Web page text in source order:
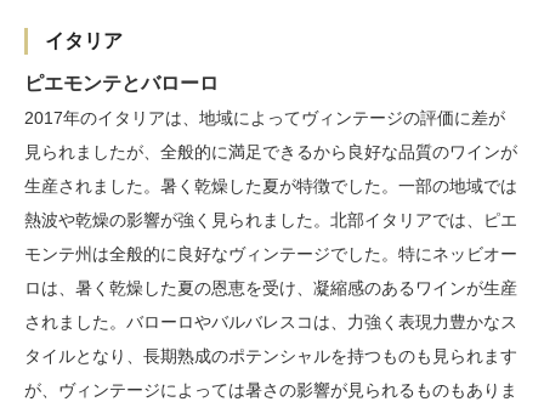
イタリア
ピエモンテとバローロ
2017年のイタリアは、地域によってヴィンテージの評価に差が
見られましたが、全般的に満足できるから良好な品質のワインが
生産されました。暑く乾燥した夏が特徴でした。一部の地域では
熱波や乾燥の影響が強く見られました。北部イタリアでは、ピエ
モンテ州は全般的に良好なヴィンテージでした。特にネッビオー
ロは、暑く乾燥した夏の恩恵を受け、凝縮感のあるワインが生産
されました。バローロやバルバレスコは、力強く表現力豊かなス
タイルとなり、長期熟成のポテンシャルを持つものも見られます
が、ヴィンテージによっては暑さの影響が見られるものもありま